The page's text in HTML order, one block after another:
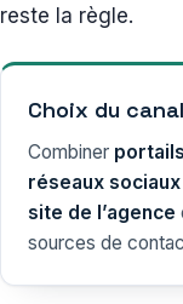
reste la règle.
Choix du canal
Combiner
réseaux sociaux
site de l’agence
sources de